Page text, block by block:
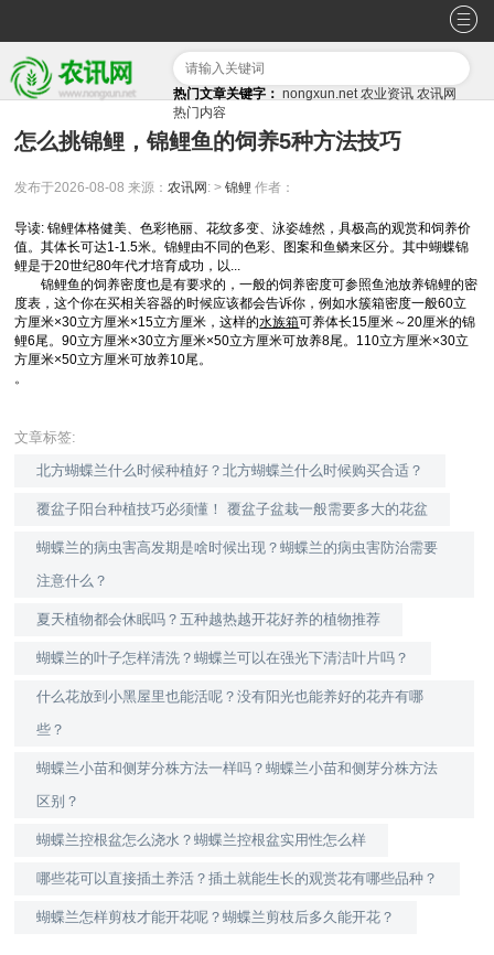
热门文章关键字： nongxun.net 农业资讯 农讯网
热门内容
怎么挑锦鲤，锦鲤鱼的饲养5种方法技巧
发布于2026-08-08 来源：农讯网 : >锦鲤 作者：
导读: 锦鲤体格健美、色彩艳丽、花纹多变、泳姿雄然，具极高的观赏和饲养价
值。其体长可达1-1.5米。锦鲤由不同的色彩、图案和鱼鳞来区分。其中蝴蝶锦
鲤是于20世纪80年代才培育成功，以...
锦鲤鱼的饲养密度也是有要求的，一般的饲养密度可参照鱼池放养锦鲤的密
度表，这个你在买相关容器的时候应该都会告诉你，例如水簇箱密度一般60立
方厘米×30立方厘米×15立方厘米，这样的水族箱可养体长15厘米～20厘米的锦
鲤6尾。90立方厘米×30立方厘米×50立方厘米可放养8尾。110立方厘米×30立
方厘米×50立方厘米可放养10尾。
。
文章标签:
北方蝴蝶兰什么时候种植好？北方蝴蝶兰什么时候购买合适？
覆盆子阳台种植技巧必须懂！ 覆盆子盆栽一般需要多大的花盆
蝴蝶兰的病虫害高发期是啥时候出现？蝴蝶兰的病虫害防治需要
注意什么？
夏天植物都会休眠吗？五种越热越开花好养的植物推荐
蝴蝶兰的叶子怎样清洗？蝴蝶兰可以在强光下清洁叶片吗？
什么花放到小黑屋里也能活呢？没有阳光也能养好的花卉有哪
些？
蝴蝶兰小苗和侧芽分株方法一样吗？蝴蝶兰小苗和侧芽分株方法
区别？
蝴蝶兰控根盆怎么浇水？蝴蝶兰控根盆实用性怎么样
哪些花可以直接插土养活？插土就能生长的观赏花有哪些品种？
蝴蝶兰怎样剪枝才能开花呢？蝴蝶兰剪枝后多久能开花？